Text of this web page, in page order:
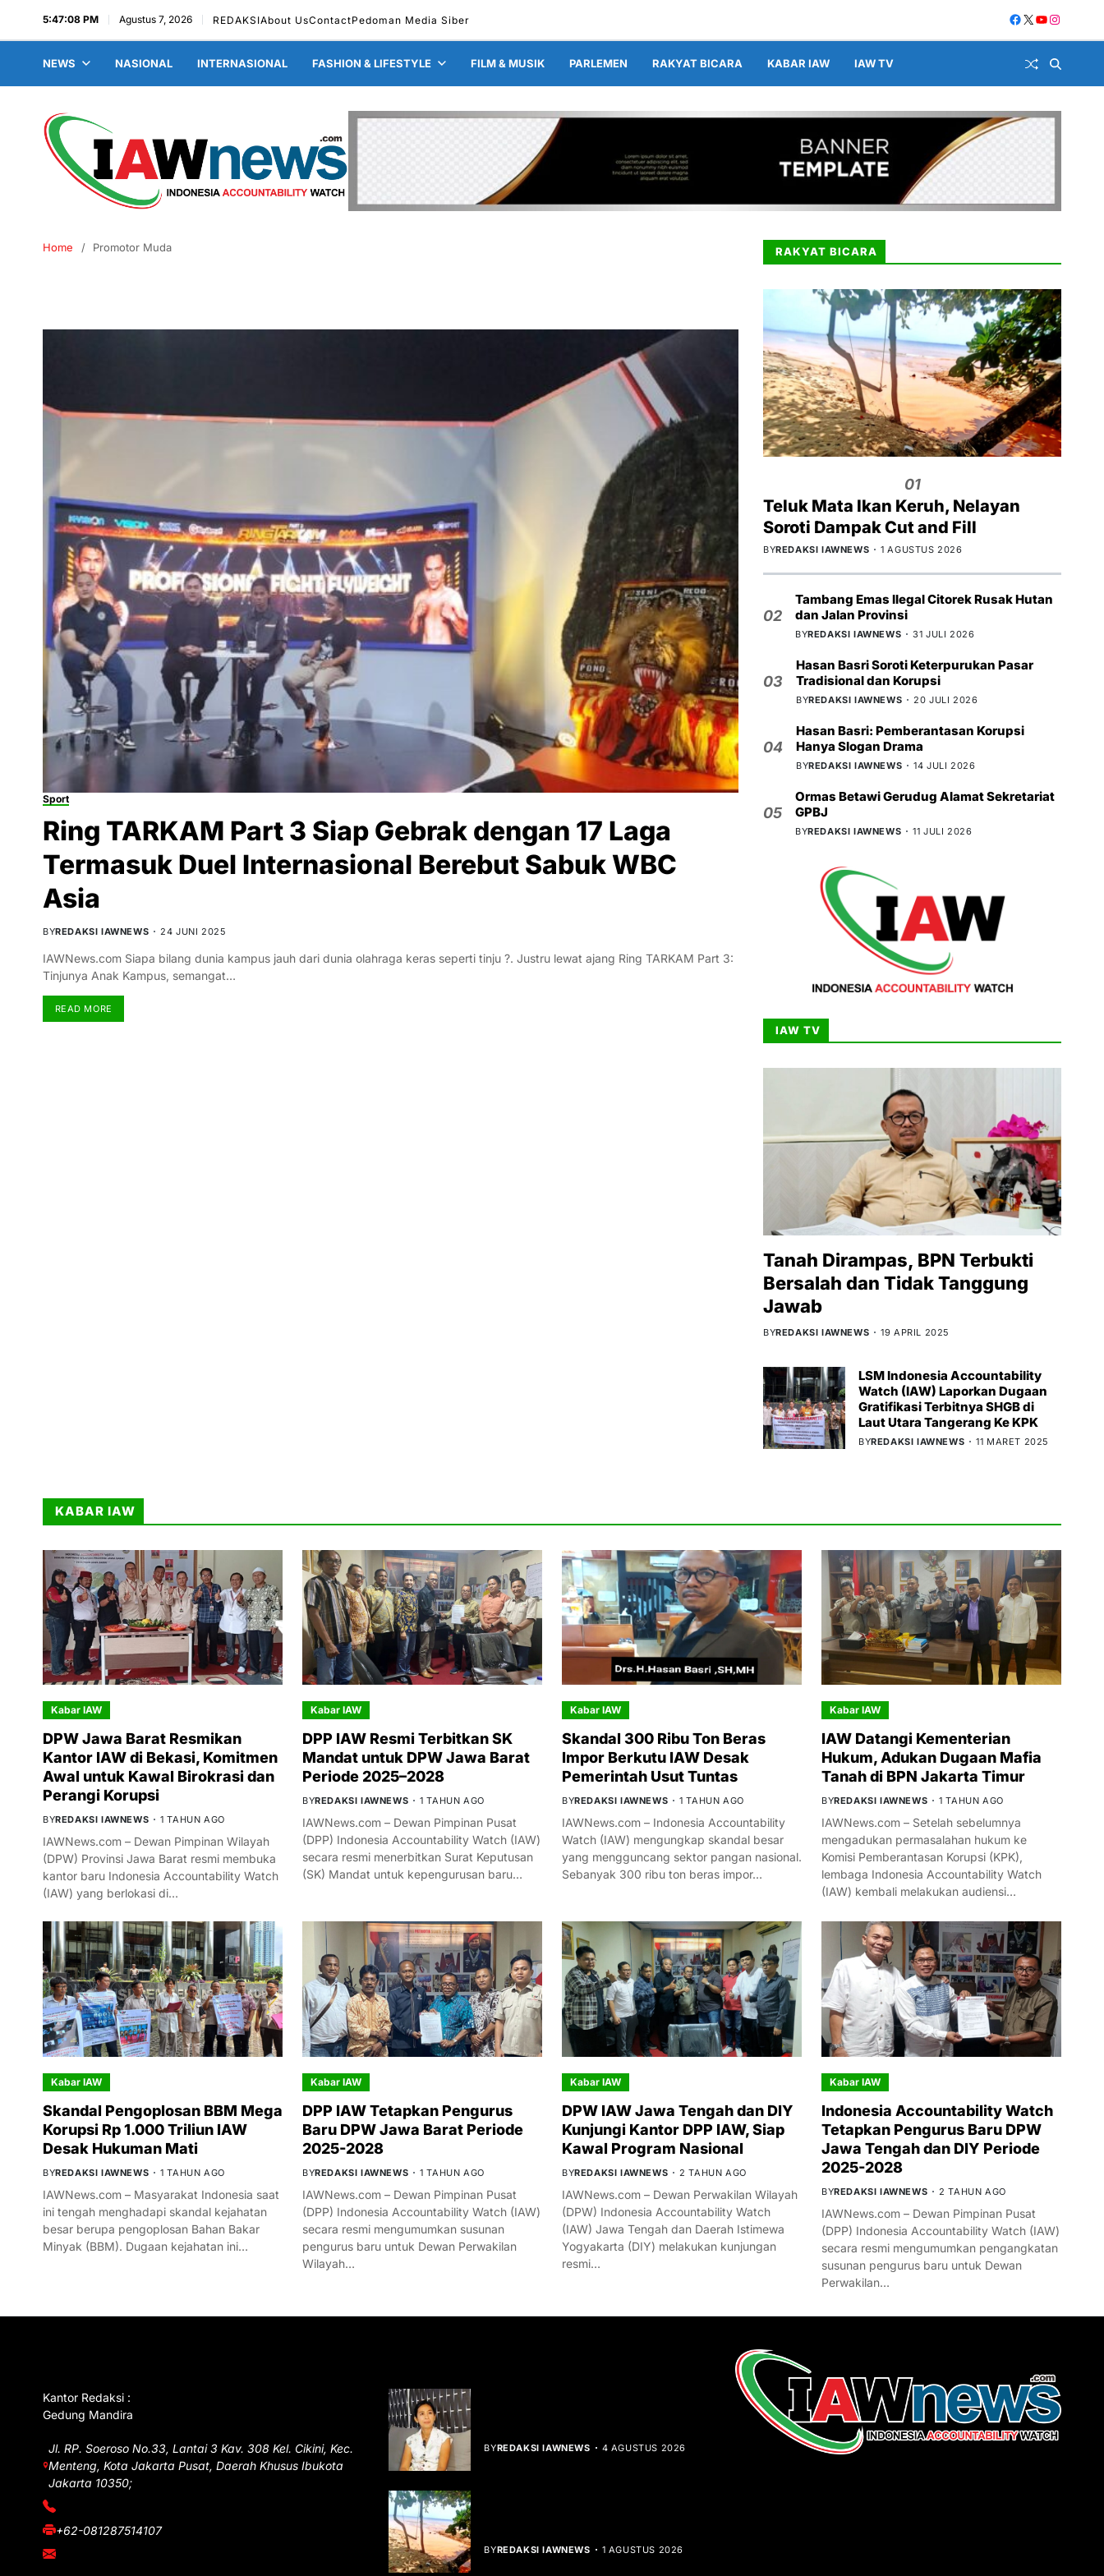
5:47:09 PM Agustus 7, 2026 REDAKSIAbout UsContactPedoman Media Siber
NEWS NASIONAL INTERNASIONAL FASHION & LIFESTYLE FILM & MUSIK PARLEMEN RAKYAT BICARA KABAR IAW IAW TV
Home Promotor Muda
Sport
Ring TARKAM Part 3 Siap Gebrak dengan 17 Laga
Termasuk Duel Internasional Berebut Sabuk WBC
Asia
BYREDAKSI IAWNEWS 24 JUNI 2025
IAWNews.com Siapa bilang dunia kampus jauh dari dunia olahraga keras seperti tinju ?. Justru lewat ajang Ring TARKAM Part 3:
Tinjunya Anak Kampus, semangat…
READ MORE
RAKYAT BICARA
01
Teluk Mata Ikan Keruh, Nelayan
Soroti Dampak Cut and Fill
BYREDAKSI IAWNEWS 1 AGUSTUS 2026
02
Tambang Emas Ilegal Citorek Rusak Hutan
dan Jalan Provinsi
BYREDAKSI IAWNEWS 31 JULI 2026
03
Hasan Basri Soroti Keterpurukan Pasar
Tradisional dan Korupsi
BYREDAKSI IAWNEWS 20 JULI 2026
04
Hasan Basri: Pemberantasan Korupsi
Hanya Slogan Drama
BYREDAKSI IAWNEWS 14 JULI 2026
05
Ormas Betawi Gerudug Alamat Sekretariat
GPBJ
BYREDAKSI IAWNEWS 11 JULI 2026
IAW TV
Tanah Dirampas, BPN Terbukti
Bersalah dan Tidak Tanggung
Jawab
BYREDAKSI IAWNEWS 19 APRIL 2025
LSM Indonesia Accountability
Watch (IAW) Laporkan Dugaan
Gratifikasi Terbitnya SHGB di
Laut Utara Tangerang Ke KPK
BYREDAKSI IAWNEWS 11 MARET 2025
KABAR IAW
Kabar IAW
DPW Jawa Barat Resmikan
Kantor IAW di Bekasi, Komitmen
Awal untuk Kawal Birokrasi dan
Perangi Korupsi
BYREDAKSI IAWNEWS 1 TAHUN AGO
IAWNews.com – Dewan Pimpinan Wilayah
(DPW) Provinsi Jawa Barat resmi membuka
kantor baru Indonesia Accountability Watch
(IAW) yang berlokasi di…
Kabar IAW
DPP IAW Resmi Terbitkan SK
Mandat untuk DPW Jawa Barat
Periode 2025–2028
BYREDAKSI IAWNEWS 1 TAHUN AGO
IAWNews.com – Dewan Pimpinan Pusat
(DPP) Indonesia Accountability Watch (IAW)
secara resmi menerbitkan Surat Keputusan
(SK) Mandat untuk kepengurusan baru…
Kabar IAW
Skandal 300 Ribu Ton Beras
Impor Berkutu IAW Desak
Pemerintah Usut Tuntas
BYREDAKSI IAWNEWS 1 TAHUN AGO
IAWNews.com – Indonesia Accountability
Watch (IAW) mengungkap skandal besar
yang mengguncang sektor pangan nasional.
Sebanyak 300 ribu ton beras impor…
Kabar IAW
IAW Datangi Kementerian
Hukum, Adukan Dugaan Mafia
Tanah di BPN Jakarta Timur
BYREDAKSI IAWNEWS 1 TAHUN AGO
IAWNews.com – Setelah sebelumnya
mengadukan permasalahan hukum ke
Komisi Pemberantasan Korupsi (KPK),
lembaga Indonesia Accountability Watch
(IAW) kembali melakukan audiensi…
Kabar IAW
Skandal Pengoplosan BBM Mega
Korupsi Rp 1.000 Triliun IAW
Desak Hukuman Mati
BYREDAKSI IAWNEWS 1 TAHUN AGO
IAWNews.com – Masyarakat Indonesia saat
ini tengah menghadapi skandal kejahatan
besar berupa pengoplosan Bahan Bakar
Minyak (BBM). Dugaan kejahatan ini…
Kabar IAW
DPP IAW Tetapkan Pengurus
Baru DPW Jawa Barat Periode
2025-2028
BYREDAKSI IAWNEWS 1 TAHUN AGO
IAWNews.com – Dewan Pimpinan Pusat
(DPP) Indonesia Accountability Watch (IAW)
secara resmi mengumumkan susunan
pengurus baru untuk Dewan Perwakilan
Wilayah…
Kabar IAW
DPW IAW Jawa Tengah dan DIY
Kunjungi Kantor DPP IAW, Siap
Kawal Program Nasional
BYREDAKSI IAWNEWS 2 TAHUN AGO
IAWNews.com – Dewan Perwakilan Wilayah
(DPW) Indonesia Accountability Watch
(IAW) Jawa Tengah dan Daerah Istimewa
Yogyakarta (DIY) melakukan kunjungan
resmi…
Kabar IAW
Indonesia Accountability Watch
Tetapkan Pengurus Baru DPW
Jawa Tengah dan DIY Periode
2025-2028
BYREDAKSI IAWNEWS 2 TAHUN AGO
IAWNews.com – Dewan Pimpinan Pusat
(DPP) Indonesia Accountability Watch (IAW)
secara resmi mengumumkan pengangkatan
susunan pengurus baru untuk Dewan
Perwakilan…
Kantor Redaksi :
Gedung Mandira
Jl. RP. Soeroso No.33, Lantai 3 Kav. 308 Kel. Cikini, Kec.
Menteng, Kota Jakarta Pusat, Daerah Khusus Ibukota
Jakarta 10350;
+62-081287514107
BYREDAKSI IAWNEWS 4 AGUSTUS 2026
BYREDAKSI IAWNEWS 1 AGUSTUS 2026